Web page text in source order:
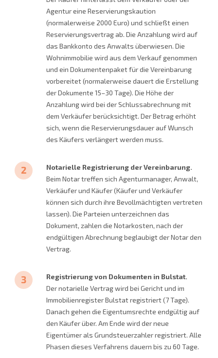
Agentur eine Reservierungskaution
(normalerweise 2000 Euro) und schließt einen
Reservierungsvertrag ab. Die Anzahlung wird auf
das Bankkonto des Anwalts überwiesen. Die
Wohnimmobilie wird aus dem Verkauf genommen
und ein Dokumentenpaket für die Vereinbarung
vorbereitet (normalerweise dauert die Erstellung
der Dokumente 15–30 Tage). Die Höhe der
Anzahlung wird bei der Schlussabrechnung mit
dem Verkäufer berücksichtigt. Der Betrag erhöht
sich, wenn die Reservierungsdauer auf Wunsch
des Käufers verlängert werden muss.
Notarielle Registrierung der Vereinbarung.
Beim Notar treffen sich Agenturmanager, Anwalt,
Verkäufer und Käufer (Käufer und Verkäufer
können sich durch ihre Bevollmächtigten vertreten
lassen). Die Parteien unterzeichnen das
Dokument, zahlen die Notarkosten, nach der
endgültigen Abrechnung beglaubigt der Notar den
Vertrag.
Registrierung von Dokumenten in Bulstat.
Der notarielle Vertrag wird bei Gericht und im
Immobilienregister Bulstat registriert (7 Tage).
Danach gehen die Eigentumsrechte endgültig auf
den Käufer über. Am Ende wird der neue
Eigentümer als Grundsteuerzahler registriert. Alle
Phasen dieses Verfahrens dauern bis zu 60 Tage.